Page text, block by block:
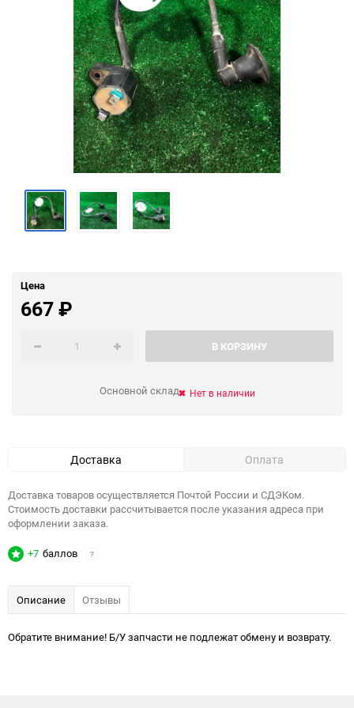
Цена
667₽
В КОРЗИНУ
Основной склад Нет в наличии
Доставка Оплата
Доставка товаров осуществляется Почтой России и СДЭКом.
Стоимость доставки рассчитывается после указания адреса при
оформлении заказа.
+7 баллов ?
Описание Отзывы
Обратите внимание! Б/У запчасти не подлежат обмену и возврату.